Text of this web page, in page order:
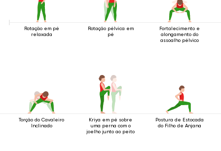
Rotação em pé
relaxada
Rotação pélvica em
pé
Fortalecimento e
alongamento do
assoalho pélvico
Torção do Cavaleiro
Inclinado
Kriya em pé sobre
uma perna com o
joelho junto ao peito
Postura de Estocada
do Filho de Anjana